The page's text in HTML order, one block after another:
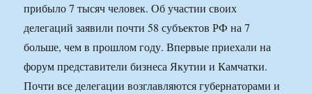
прибыло 7 тысяч человек. Об участии своих
делегаций заявили почти 58 субъектов РФ на 7
больше, чем в прошлом году. Впервые приехали на
форум представители бизнеса Якутии и Камчатки.
Почти все делегации возглавляются губернаторами и